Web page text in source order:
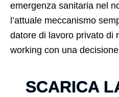
emergenza sanitaria nel
l’attuale meccanismo
datore di lavoro privato di
working con una
SCARICA